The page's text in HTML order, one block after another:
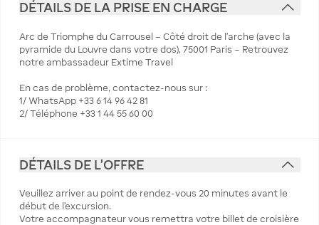
DÉTAILS DE LA PRISE EN CHARGE
Arc de Triomphe du Carrousel – Côté droit de l'arche (avec la
pyramide du Louvre dans votre dos), 75001 Paris – Retrouvez
notre ambassadeur Extime Travel
En cas de problème, contactez-nous sur :
1/ WhatsApp +33 6 14 96 42 81
2/ Téléphone +33 1 44 55 60 00
DÉTAILS DE L'OFFRE
Veuillez arriver au point de rendez-vous 20 minutes avant le
début de l’excursion.
Votre accompagnateur vous remettra votre billet de croisière